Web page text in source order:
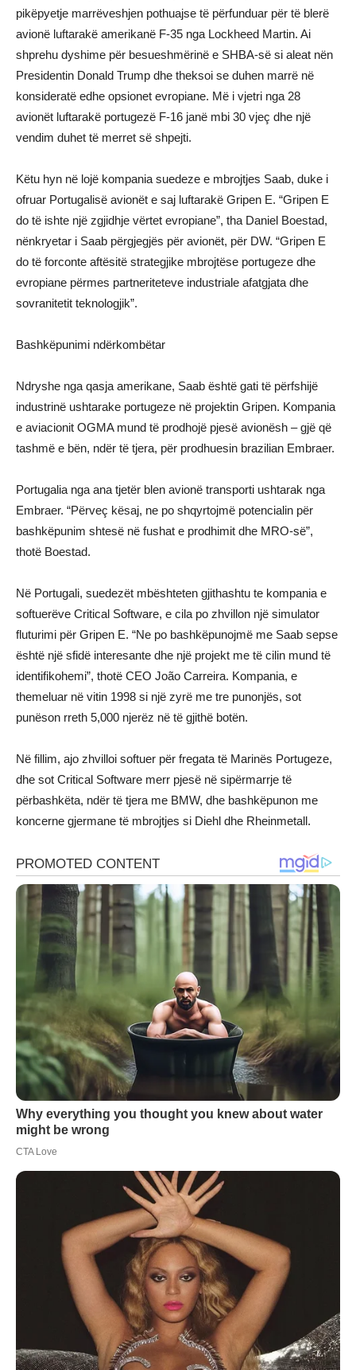
pikëpyetje marrëveshjen pothuajse të përfunduar për të blerë
avionë luftarakë amerikanë F-35 nga Lockheed Martin. Ai
shprehu dyshime për besueshmërinë e SHBA-së si aleat nën
Presidentin Donald Trump dhe theksoi se duhen marrë në
konsideratë edhe opsionet evropiane. Më i vjetri nga 28
avionët luftarakë portugezë F‑16 janë mbi 30 vjeç dhe një
vendim duhet të merret së shpejti.
Këtu hyn në lojë kompania suedeze e mbrojtjes Saab, duke i
ofruar Portugalisë avionët e saj luftarakë Gripen E. “Gripen E
do të ishte një zgjidhje vërtet evropiane”, tha Daniel Boestad,
nënkryetar i Saab përgjegjës për avionët, për DW. “Gripen E
do të forconte aftësitë strategjike mbrojtëse portugeze dhe
evropiane përmes partneriteteve industriale afatgjata dhe
sovranitetit teknologjik”.
Bashkëpunimi ndërkombëtar
Ndryshe nga qasja amerikane, Saab është gati të përfshijë
industrinë ushtarake portugeze në projektin Gripen. Kompania
e aviacionit OGMA mund të prodhojë pjesë avionësh – gjë që
tashmë e bën, ndër të tjera, për prodhuesin brazilian Embraer.
Portugalia nga ana tjetër blen avionë transporti ushtarak nga
Embraer. “Përveç kësaj, ne po shqyrtojmë potencialin për
bashkëpunim shtesë në fushat e prodhimit dhe MRO-së”,
thotë Boestad.
Në Portugali, suedezët mbështeten gjithashtu te kompania e
softuerëve Critical Software, e cila po zhvillon një simulator
fluturimi për Gripen E. “Ne po bashkëpunojmë me Saab sepse
është një sfidë interesante dhe një projekt me të cilin mund të
identifikohemi”, thotë CEO João Carreira. Kompania, e
themeluar në vitin 1998 si një zyrë me tre punonjës, sot
punëson rreth 5,000 njerëz në të gjithë botën.
Në fillim, ajo zhvilloi softuer për fregata të Marinës Portugeze,
dhe sot Critical Software merr pjesë në sipërmarrje të
përbashkëta, ndër të tjera me BMW, dhe bashkëpunon me
koncerne gjermane të mbrojtjes si Diehl dhe Rheinmetall.